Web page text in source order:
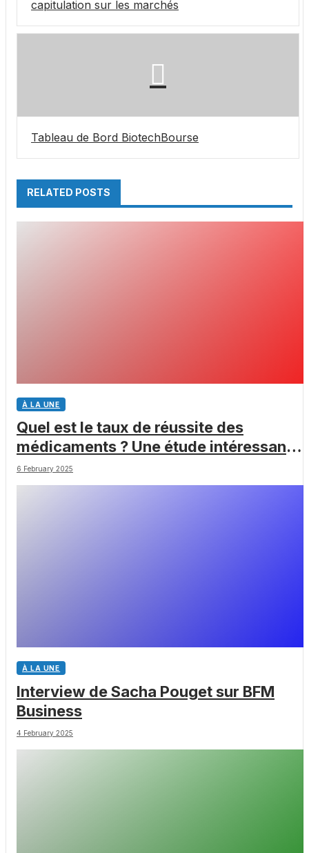
capitulation sur les marchés
Tableau de Bord BiotechBourse
RELATED POSTS
À LA UNE
Quel est le taux de réussite des
médicaments ? Une étude intéressante
chez les Big Pharmas
6 February 2025
À LA UNE
Interview de Sacha Pouget sur BFM
Business
4 February 2025